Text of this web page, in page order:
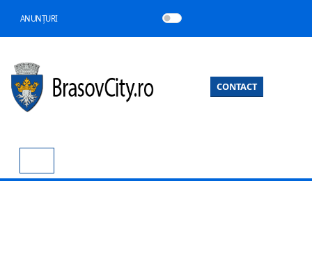
ANUNȚURI
CONTACT